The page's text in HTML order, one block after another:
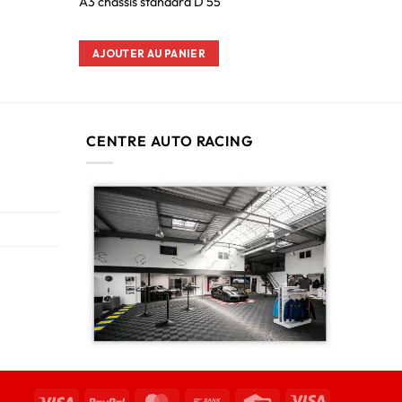
AJOUTER AU PANIER
CENTRE AUTO RACING